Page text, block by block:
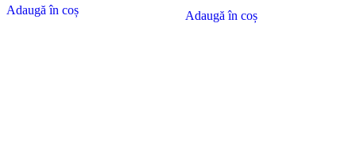
Adaugă în coș Adaugă în coș